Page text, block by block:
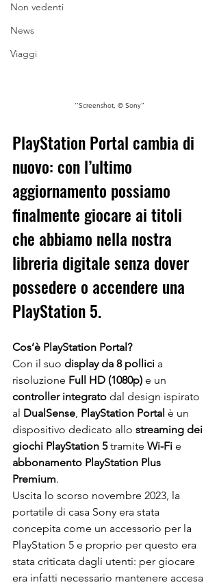
Non vedenti
News
Viaggi
‘’Screenshot, © Sony’’
PlayStation Portal cambia di
nuovo: con l’ultimo
aggiornamento possiamo
finalmente giocare ai titoli
che abbiamo nella nostra
libreria digitale senza dover
possedere o accendere una
PlayStation 5.
Cos’è PlayStation Portal?
Con il suo display da 8 pollici a
risoluzione Full HD (1080p) e un
controller integrato dal design ispirato
al DualSense, PlayStation Portal è un
dispositivo dedicato allo streaming dei
giochi PlayStation 5 tramite Wi-Fi e
abbonamento PlayStation Plus
Premium.
Uscita lo scorso novembre 2023, la
portatile di casa Sony era stata
concepita come un accessorio per la
PlayStation 5 e proprio per questo era
stata criticata dagli utenti: per giocare
era infatti necessario mantenere accesa